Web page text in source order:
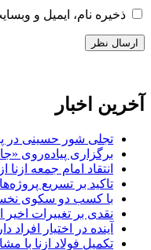
ذخیره نام، ایمیل و
آخرین اخبار
تجلی شور حسینی در
برگزاری پیاده‌روی
انتقاد امام جمعه ازنا
تاکید بر تسریع
با کسب دو سکوی
نقدی بر تغییرات اخیر
آینده در اختیار
تکمیل فولاد ازنا با